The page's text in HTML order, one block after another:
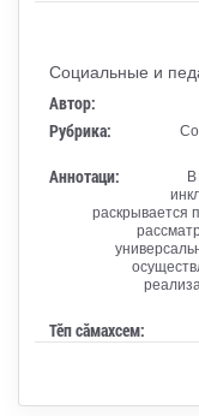
Социальные и
Автор:
Рубрика:
Аннотаци:
раскрывается
Тӗп сӑмахсем: